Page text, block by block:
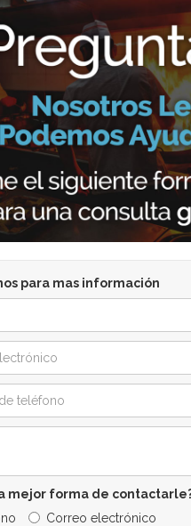
para mas información
mejor forma de
Correo electrónico